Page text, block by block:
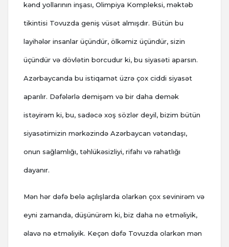
kənd yollarının inşası, Olimpiya Kompleksi, məktəb
tikintisi Tovuzda geniş vüsət almışdır. Bütün bu
layihələr insanlar üçündür, ölkəmiz üçündür, sizin
üçündür və dövlətin borcudur ki, bu siyasəti aparsın.
Azərbaycanda bu istiqamət üzrə çox ciddi siyasət
aparılır. Dəfələrlə demişəm və bir daha demək
istəyirəm ki, bu, sadəcə xoş sözlər deyil, bizim bütün
siyasətimizin mərkəzində Azərbaycan vətəndaşı,
onun sağlamlığı, təhlükəsizliyi, rifahı və rahatlığı
dayanır.
Mən hər dəfə belə açılışlarda olarkən çox sevinirəm və
eyni zamanda, düşünürəm ki, biz daha nə etməliyik,
əlavə nə etməliyik. Keçən dəfə Tovuzda olarkən mən